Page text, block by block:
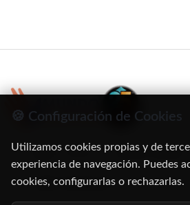
C/ Oruro, 11. 28016 Madrid
91 345 06 26
🍪 Configuración de Cookies
Utilizamos cookies propias y de
experiencia de navegación. Puedes
cookies, configurarlas o rechazarlas.